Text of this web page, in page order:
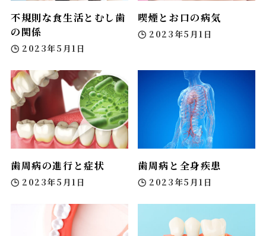
不規則な食生活とむし歯
の関係
2023年5月1日
喫煙とお口の病気
2023年5月1日
歯周病の進行と症状
2023年5月1日
歯周病と全身疾患
2023年5月1日